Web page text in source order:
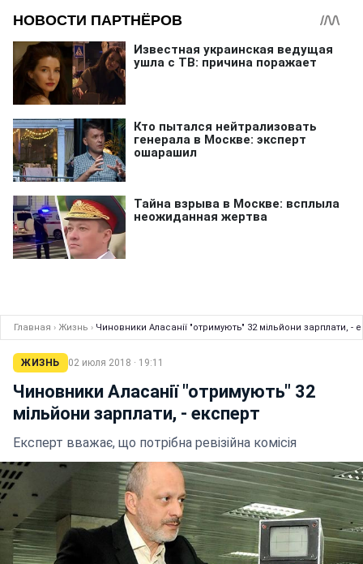
Главная › Жизнь › Чиновники Аласанії "отримують" 32 мільйони зарплати, -
ЖИЗНЬ 02 июля 2018 · 19:11
Чиновники Аласанії "отримують" 32
мільйони зарплати, - експерт
Експерт вважає, що потрібна ревізійна комісія